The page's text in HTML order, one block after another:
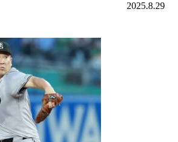
2025.8.29